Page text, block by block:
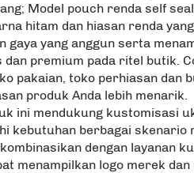
Model pouch renda self
hitam dan hiasan renda
gaya yang anggun serta
premium pada ritel butik.
pakaian, toko perhiasan dan
produk Anda lebih menarik.
ini mendukung kustomisasi
kebutuhan berbagai skenario
dengan layanan
menampilkan logo merek dan